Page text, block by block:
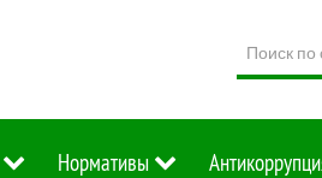
по
сайту
Нормативы